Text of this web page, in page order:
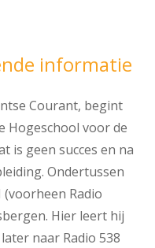
informatie
Courant, begint
Hogeschool voor de
is geen succes en na
Ondertussen
Radio
Hier leert hij
naar Radio 538